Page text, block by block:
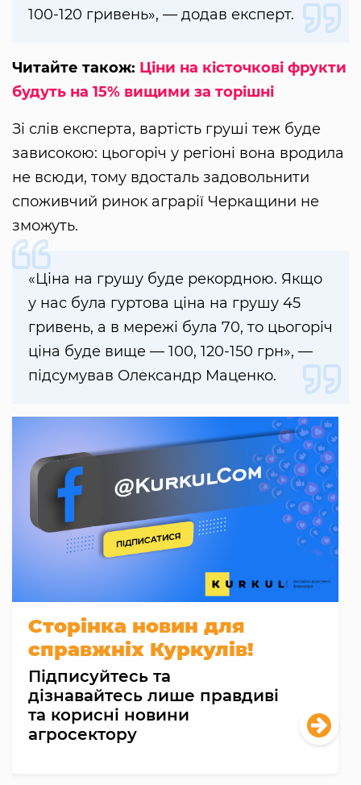
100-120 гривень», — додав експерт.
Читайте також: Ціни на кісточкові фрукти
будуть на 15% вищими за торішні
Зі слів експерта, вартість груші теж буде
зависокою: цьогоріч у регіоні вона вродила
не всюди, тому вдосталь задовольнити
споживчий ринок аграрії Черкащини не
зможуть.
«Ціна на грушу буде рекордною. Якщо
у нас була гуртова ціна на грушу 45
гривень, а в мережі була 70, то цьогоріч
ціна буде вище — 100, 120-150 грн», —
підсумував Олександр Маценко.
Сторінка новин для
справжніх Куркулів!
Підписуйтесь та
дізнавайтесь лише правдиві
та корисні новини
агросектору